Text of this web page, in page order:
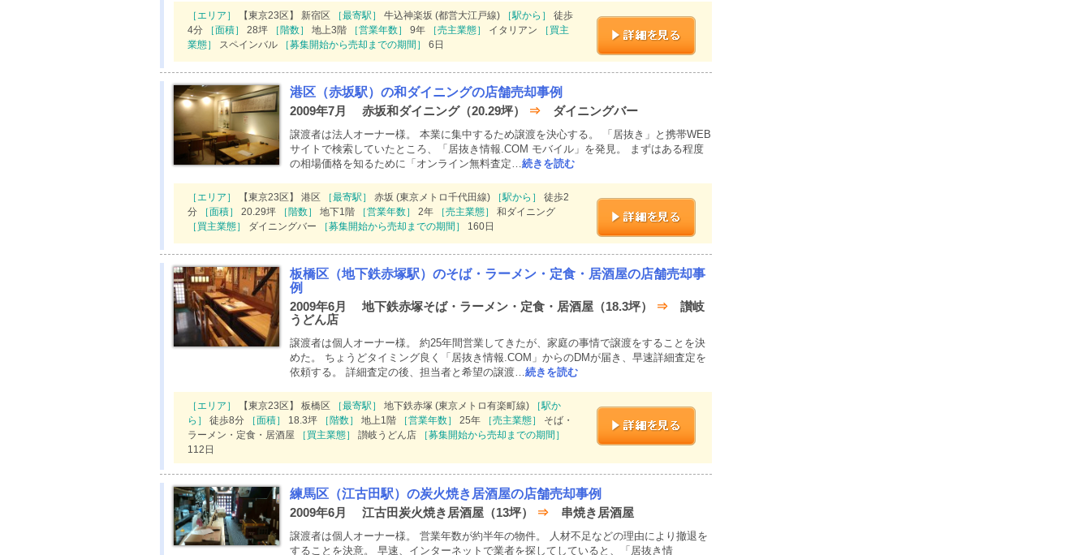
［エリア］ 【東京23区】 新宿区 ［最寄駅］ 牛込神楽坂 (都営大江戸線) ［駅から］
徒歩
4分
［面積］ 28坪 ［階数］ 地上3階 ［営業年数］ 9年 ［売主業態］ イタリアン
［買主
業態］
スペインバル ［募集開始から売却までの期間］ 6日
港区（赤坂駅）の和ダイニングの店舗売却事例
2009年7月 赤坂和ダイニング（20.29坪）
⇒ ダイニングバー
譲渡者は法人オーナー様。 本業に集中するため譲渡を決心する。 「居抜き」と携帯WEB
サイトで検索していたところ、「居抜き情報.COM モバイル」を発見。 まずはある程度
の相場価格を知るために「オンライン無料査定…続きを読む
［エリア］ 【東京23区】 港区 ［最寄駅］ 赤坂 (東京メトロ千代田線) ［駅から］
徒歩2
分
［面積］ 20.29坪 ［階数］ 地下1階 ［営業年数］ 2年 ［売主業態］
和ダイニング
［買主業態］
ダイニングバー ［募集開始から売却までの期間］ 160日
板橋区（地下鉄赤塚駅）のそば・ラーメン・定食・居酒屋の店舗売却事
例
2009年6月 地下鉄赤塚そば・ラーメン・定食・居酒屋（18.3坪）
⇒ 讃岐
うどん店
譲渡者は個人オーナー様。 約25年間営業してきたが、家庭の事情で譲渡をすることを決
めた。 ちょうどタイミング良く「居抜き情報.COM」からのDMが届き、早速詳細査定を
依頼する。 詳細査定の後、担当者と希望の譲渡…続きを読む
［エリア］ 【東京23区】 板橋区 ［最寄駅］ 地下鉄赤塚 (東京メトロ有楽町線)
［駅か
ら］
徒歩8分 ［面積］ 18.3坪 ［階数］ 地上1階 ［営業年数］ 25年 ［売主業態］
そば・
ラーメン・定食・居酒屋
［買主業態］ 讃岐うどん店
［募集開始から売却までの期間］
112日
練馬区（江古田駅）の炭火焼き居酒屋の店舗売却事例
2009年6月 江古田炭火焼き居酒屋（13坪）
⇒ 串焼き居酒屋
譲渡者は個人オーナー様。 営業年数が約半年の物件。 人材不足などの理由により撤退を
することを決意。 早速、インターネットで業者を探してしていると、「居抜き情